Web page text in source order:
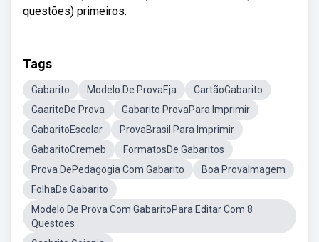
questões) primeiros.
Tags
Gabarito Modelo De ProvaEja
CartãoGabarito
GaaritoDe Prova
Gabarito ProvaPara Imprimir
GabaritoEscolar
ProvaBrasil Para Imprimir
GabaritoCremeb
FormatosDe Gabaritos
Prova DePedagogia Com Gabarito
Boa ProvaImagem
FolhaDe Gabarito
Modelo De Prova Com GabaritoPara Editar Com 8
Questoes